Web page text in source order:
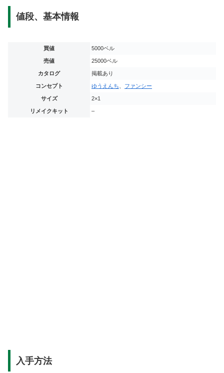
値段、基本情報
買値 5000ベル
売値 25000ベル
カタログ 掲載あり
コンセプト ゆうえんち、 ファンシー
サイズ 2×1
リメイクキット –
入手方法